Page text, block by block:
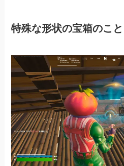
特殊な形状の宝箱のこと